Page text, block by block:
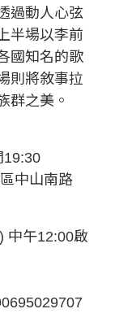
過動人心弦
半場以李前
國知名的歌
則將敘事拉
群之美。
19:30
中山南路
中午12:00啟